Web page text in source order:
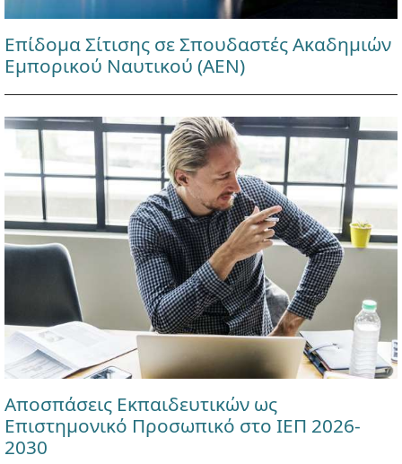
Επίδομα Σίτισης σε Σπουδαστές Ακαδημιών
Εμπορικού Ναυτικού (ΑΕΝ)
Αποσπάσεις Εκπαιδευτικών ως
Επιστημονικό Προσωπικό στο ΙΕΠ 2026-
2030